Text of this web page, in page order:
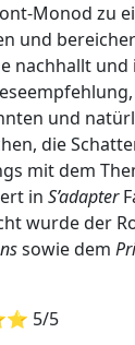
Monod zu
und
nachhallt
und
die
mit dem
in S’adapter
wurde der
sowie dem
5/5